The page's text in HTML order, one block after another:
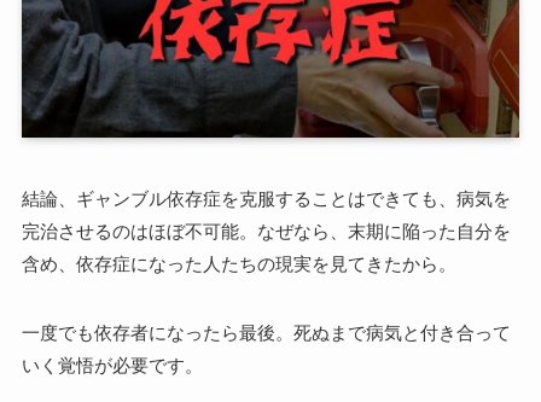
結論、ギャンブル依存症を克服することはできても、病気を
完治させるのはほぼ不可能。なぜなら、末期に陥った自分を
含め、依存症になった人たちの現実を見てきたから。
一度でも依存者になったら最後。死ぬまで病気と付き合って
いく覚悟が必要です。